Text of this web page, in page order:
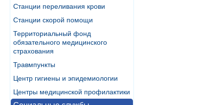
Станции переливания крови
Станции скорой помощи
Территориальный фонд
обязательного медицинского
страхования
Травмпункты
Центр гигиены и эпидемиологии
Центры медицинской профилактики